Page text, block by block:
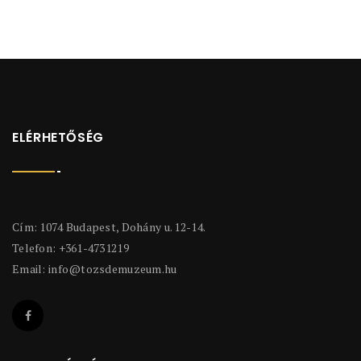
ELÉRHETŐSÉG
Cím: 1074 Budapest, Dohány u. 12-14.
Telefon: +361-4731219
Email: info@tozsdemuzeum.hu